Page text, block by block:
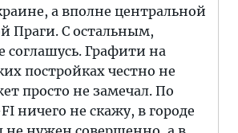
а вполне центральной
Праги. С остальным,
соглашусь. Графити на
постройках честно не
просто не замечал. По
ничего не скажу, в городе